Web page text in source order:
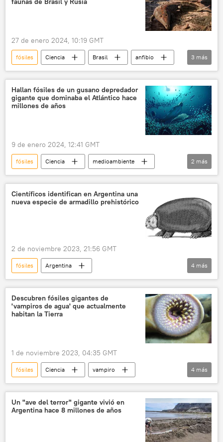
27 de enero 2024, 10:19 GMT
fósiles Ciencia Brasil
anfibio
paleontología
dinosaurios Rusia
3 más
Hallan fósiles de un gusano depredador
gigante que dominaba el Atlántico hace
millones de años
9 de enero 2024, 12:41 GMT
fósiles Ciencia
medioambiente
Groenlandia
animales
2 más
Científicos identifican en Argentina una
nueva especie de armadillo prehistórico
2 de noviembre 2023, 21:56 GMT
fósiles
Argentina
Consejo Nacional de Investigaciones Científicas y Técnicas de Argentina (CONICET)
paleontología
Ciencia especies
4 más
Descubren fósiles gigantes de
'vampiros de agua' que actualmente
habitan la Tierra
1 de noviembre 2023, 04:35 GMT
fósiles Ciencia
vampiro
medioambiente
Nature Communications
Francia
China
4 más
Un "ave del terror" gigante vivió en
Argentina hace 8 millones de años